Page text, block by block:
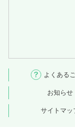
よくある
お知らせ
サイトマッ